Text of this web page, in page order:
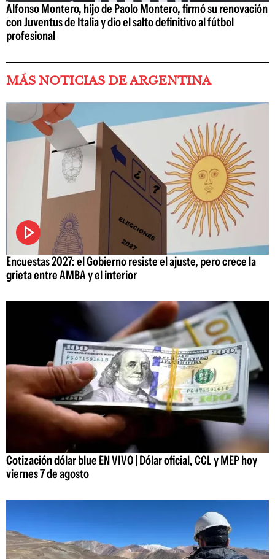
Alfonso Montero, hijo de Paolo Montero, firmó su renovación
con Juventus de Italia y dio el salto definitivo al fútbol
profesional
MÁS NOTICIAS DE ARGENTINA
Encuestas 2027: el Gobierno resiste el ajuste, pero crece la
grieta entre AMBA y el interior
Cotización dólar blue EN VIVO | Dólar oficial, CCL y MEP hoy
viernes 7 de agosto